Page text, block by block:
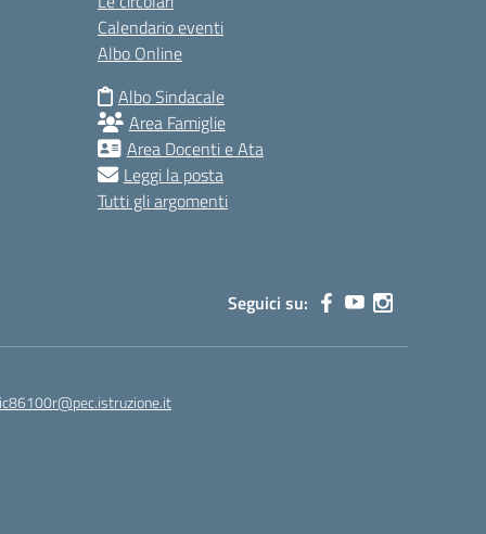
Calendario eventi
Albo Online
Albo Sindacale
Area Famiglie
Area Docenti e Ata
Leggi la posta
Tutti gli argomenti
Seguici su: